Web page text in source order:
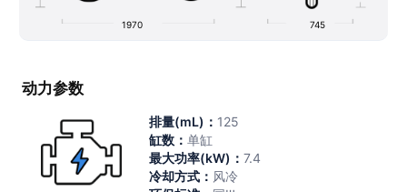
1970 745
动力参数
排量(mL)： 125
缸数： 单缸
最大功率(kW)： 7.4
冷却方式： 风冷